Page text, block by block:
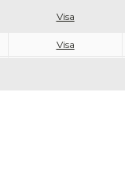
Visa
Visa